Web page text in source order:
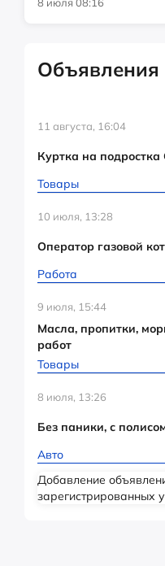
Объявления
11 августа, 16:04
Куртка на подростка
Товары
10 июля, 13:28
Оператор газовой
Работа
9 июля, 15:44
Масла, пропитки,
работ
Товары
8 июля, 13:26
Без паники, с
Авто
Добавление
зарегистрированных